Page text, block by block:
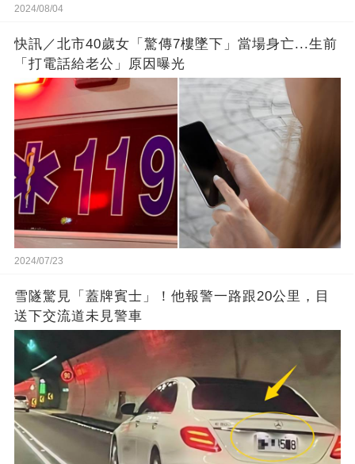
2024/08/04
快訊／北市40歲女「驚傳7樓墜下」當場身亡...生前
「打電話給老公」原因曝光
2024/07/23
雪隧驚見「蓋牌賓士」！他報警一路跟20公里，目
送下交流道未見警車